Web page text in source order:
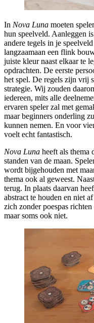
In Nova Luna moeten
hun speelveld. Aanleggen
andere tegels in je
langzaamaan een flink
juiste kleur naast elkaar te
opdrachten. De eerste
het spel. De regels zijn vrij
strategie. Wij zouden
iedereen, mits alle
ervaren speler zal met
maar beginners onderling
kunnen nemen. En voor
voelt echt fantastisch.
Nova Luna heeft als thema
standen van de maan.
wordt bijgehouden met
thema ook al geweest.
terug. In plaats daarvan
abstract te houden en niet
zich zonder poespas
maar soms ook niet.